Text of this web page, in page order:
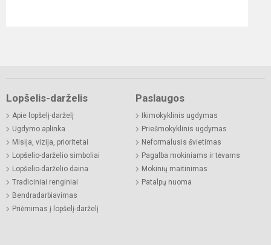
Lopšelis-darželis
Apie lopšelį-darželį
Ugdymo aplinka
Misija, vizija, prioritetai
Lopšelio-darželio simboliai
Lopšelio-darželio daina
Tradiciniai renginiai
Bendradarbiavimas
Priėmimas į lopšelį-darželį
Paslaugos
Ikimokyklinis ugdymas
Priešmokyklinis ugdymas
Neformalusis švietimas
Pagalba mokiniams ir tėvams
Mokinių maitinimas
Patalpų nuoma